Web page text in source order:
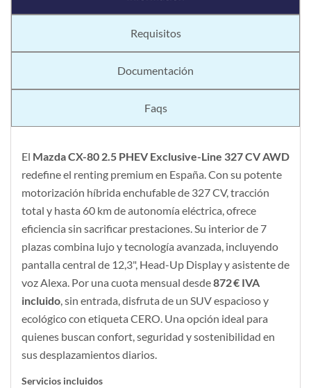
Requisitos
Documentación
Faqs
El Mazda CX-80 2.5 PHEV Exclusive-Line 327 CV AWD
redefine el renting premium en España. Con su potente
motorización híbrida enchufable de 327 CV, tracción
total y hasta 60 km de autonomía eléctrica, ofrece
eficiencia sin sacrificar prestaciones. Su interior de 7
plazas combina lujo y tecnología avanzada, incluyendo
pantalla central de 12,3", Head-Up Display y asistente de
voz Alexa. Por una cuota mensual desde872 € IVA
incluido, sin entrada, disfruta de un SUV espacioso y
ecológico con etiqueta CERO. Una opción ideal para
quienes buscan confort, seguridad y sostenibilidad en
sus desplazamientos diarios.
Servicios incluidos